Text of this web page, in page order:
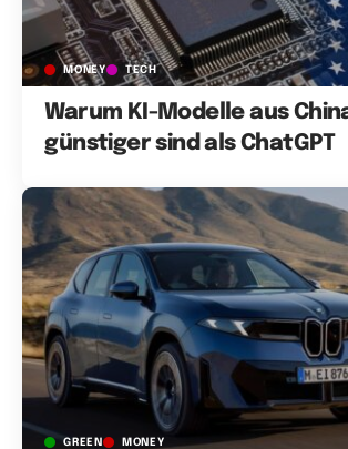
MONEY TECH
Warum KI-Modelle aus
günstiger sind als ChatGPT
GREEN MONEY